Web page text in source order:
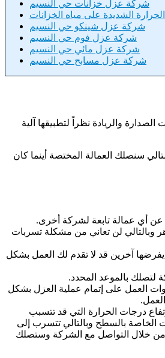
شركة عزل خزانات حي النسيم
شركة عزل شينكو حي النسيم
شركة عزل فوم حي النسيم
شركة عزل مائي حي النسيم
شركة عزل مسابح حي النسيم
والريادة نظراً لتطبيقها آلية
سنصلك العمالة المختصة أينما كان
عن أي عمالة تابعة لشركة أخرى.
وبالتالي لن تعاني من مشكلة تسربات
يفرضها آخرين قد لا تقدم لك العمل بشكل
لتصلك بالموعد المحدد.
العمل على إتمام عملية العزل بشكل
درجات الحرارة التي قد تتسبب
الخاصة بالسطح وبالتالي تتسرب إلى
من خلال التواصل مع الشركة وستصلك